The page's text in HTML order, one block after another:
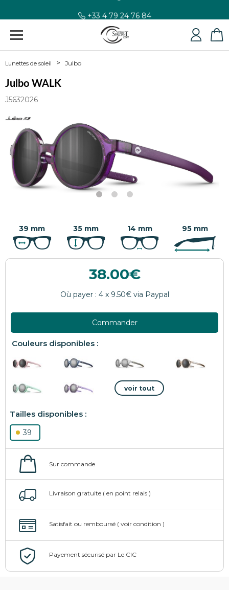
+33 4 79 24 76 84
Lunettes de soleil Julbo
Julbo WALK
J5632026
39 mm 35 mm 14 mm 95 mm
38.00
Commander
39